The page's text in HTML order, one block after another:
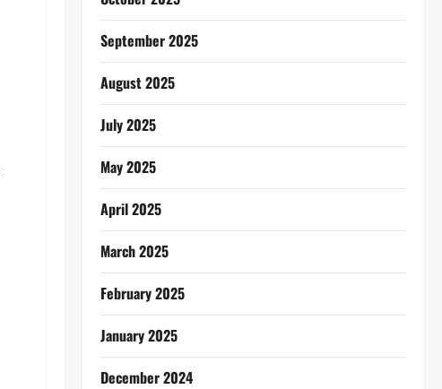
September 2025
August 2025
July 2025
May 2025
April 2025
March 2025
February 2025
January 2025
December 2024